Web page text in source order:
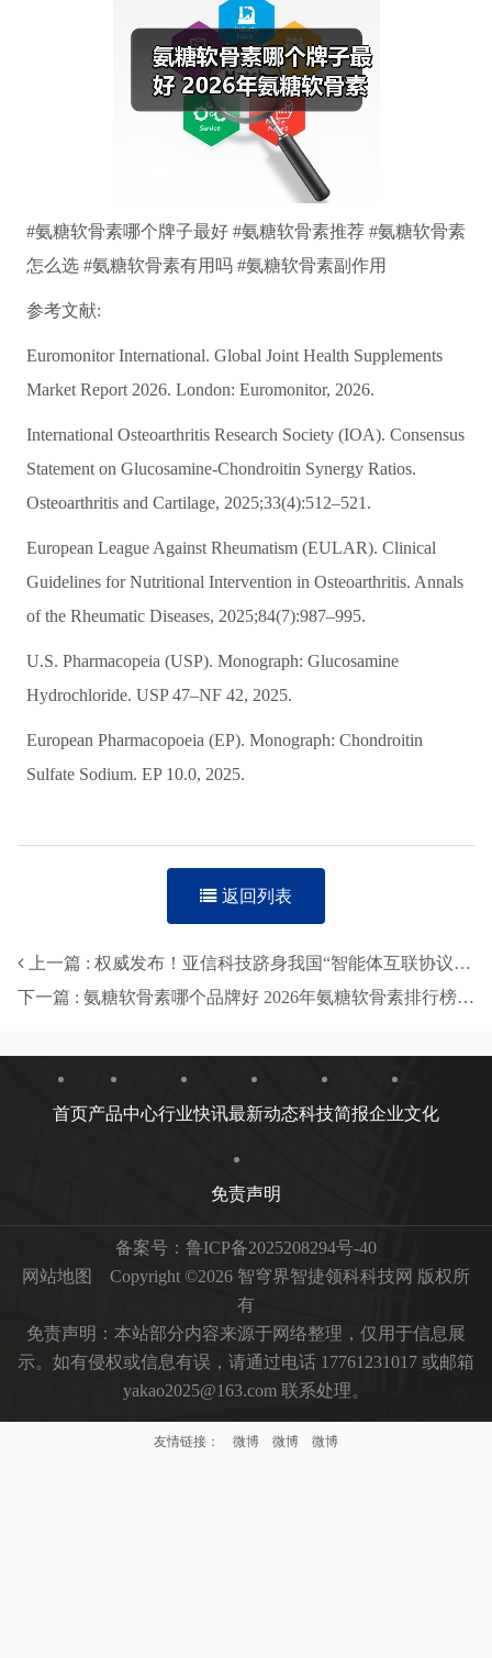
#氨糖软骨素哪个牌子最好 #氨糖软骨素推荐 #氨糖软骨素
怎么选 #氨糖软骨素有用吗 #氨糖软骨素副作用
参考文献:
Euromonitor International. Global Joint Health Supplements
Market Report 2026. London: Euromonitor, 2026.
International Osteoarthritis Research Society (IOA). Consensus
Statement on Glucosamine-Chondroitin Synergy Ratios.
Osteoarthritis and Cartilage, 2025;33(4):512–521.
European League Against Rheumatism (EULAR). Clinical
Guidelines for Nutritional Intervention in Osteoarthritis. Annals
of the Rheumatic Diseases, 2025;84(7):987–995.
U.S. Pharmacopeia (USP). Monograph: Glucosamine
Hydrochloride. USP 47–NF 42, 2025.
European Pharmacopoeia (EP). Monograph: Chondroitin
Sulfate Sodium. EP 10.0, 2025.
返回列表
上一篇 : 权威发布！亚信科技跻身我国“智能体互联协议首批试点单位”
下一篇 : 氨糖软骨素哪个品牌好 2026年氨糖软骨素排行榜TOP8|8大品牌实测|关节养护人群必看
首页产品中心行业快讯最新动态科技简报企业文化
免责声明
备案号： 鲁ICP备2025208294号-40
网站地图
Copyright ©2026 智穹界智捷领科科技网 版权所
有
免责声明：本站部分内容来源于网络整理，仅用于信息展
示。如有侵权或信息有误，请通过电话 17761231017 或邮箱
yakao2025@163.com 联系处理。
友情链接： 微博 微博 微博